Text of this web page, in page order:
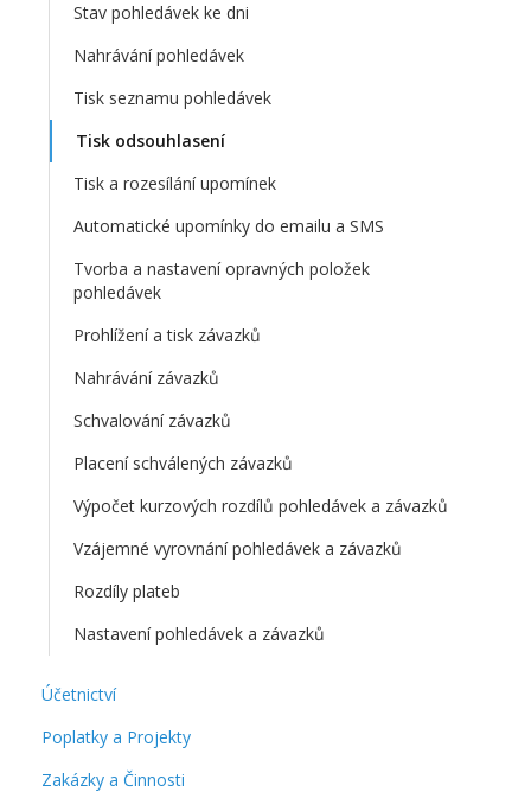
Stav pohledávek ke dni
Nahrávání pohledávek
Tisk seznamu pohledávek
Tisk odsouhlasení
Tisk a rozesílání upomínek
Automatické upomínky do emailu a SMS
Tvorba a nastavení opravných položek
pohledávek
Prohlížení a tisk závazků
Nahrávání závazků
Schvalování závazků
Placení schválených závazků
Výpočet kurzových rozdílů pohledávek a závazků
Vzájemné vyrovnání pohledávek a závazků
Rozdíly plateb
Nastavení pohledávek a závazků
Účetnictví
Poplatky a Projekty
Zakázky a Činnosti